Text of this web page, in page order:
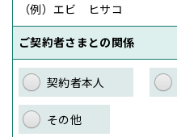
（例）エビ ヒサコ
ご契約者さまとの関係
契約者本人
その他